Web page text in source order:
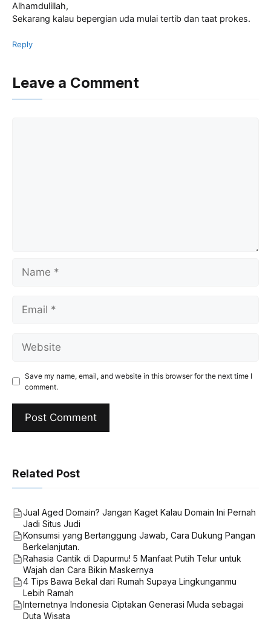
Alhamdulillah,
Sekarang kalau bepergian uda mulai tertib dan taat prokes.
Reply
Leave a Comment
Save my name, email, and website in this browser for the next time I
comment.
Related Post
Jual Aged Domain? Jangan Kaget Kalau Domain Ini Pernah
Jadi Situs Judi
Konsumsi yang Bertanggung Jawab, Cara Dukung Pangan
Berkelanjutan.
Rahasia Cantik di Dapurmu! 5 Manfaat Putih Telur untuk
Wajah dan Cara Bikin Maskernya
4 Tips Bawa Bekal dari Rumah Supaya Lingkunganmu
Lebih Ramah
Internetnya Indonesia Ciptakan Generasi Muda sebagai
Duta Wisata